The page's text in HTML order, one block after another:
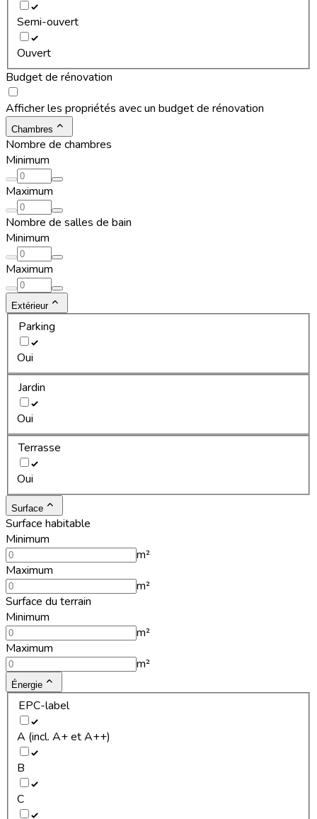
Semi-ouvert
Ouvert
Budget de rénovation
Afficher les propriétés avec un budget de rénovation
Chambres
Nombre de chambres
Minimum
Maximum
Nombre de salles de bain
Minimum
Maximum
Extérieur
Parking
Oui
Jardin
Oui
Terrasse
Oui
Surface
Surface habitable
Minimum
m²
Maximum
m²
Surface du terrain
Minimum
m²
Maximum
m²
Énergie
EPC-label
A (incl. A+ et A++)
B
C